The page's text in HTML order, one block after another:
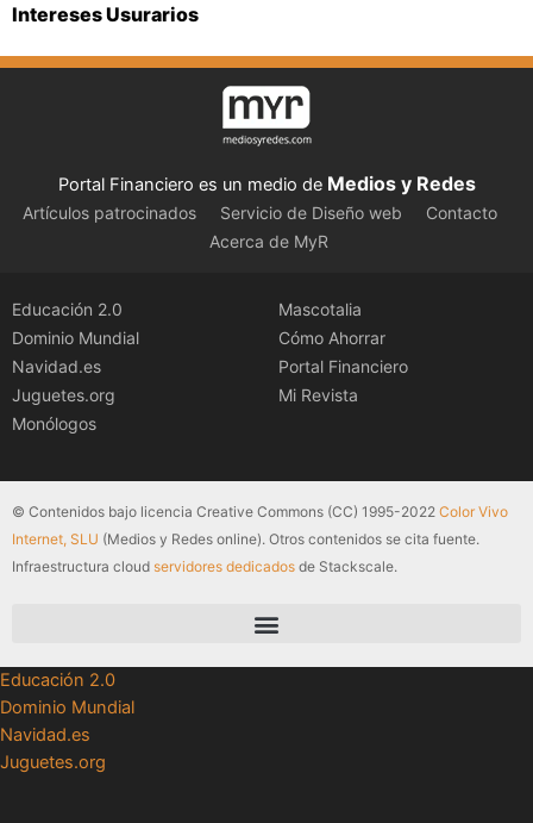
Intereses Usurarios
Portal Financiero es un medio de Medios y Redes
Artículos patrocinados Servicio de Diseño web
Contacto
Acerca de MyR
Educación 2.0
Dominio Mundial
Navidad.es
Juguetes.org
Monólogos
Mascotalia
Cómo Ahorrar
Portal Financiero
Mi Revista
© Contenidos bajo licencia Creative Commons (CC) 1995-2022 Color Vivo
Internet, SLU (Medios y Redes online). Otros contenidos se cita fuente.
Infraestructura cloud servidores dedicados de Stackscale.
Educación 2.0
Dominio Mundial
Navidad.es
Juguetes.org